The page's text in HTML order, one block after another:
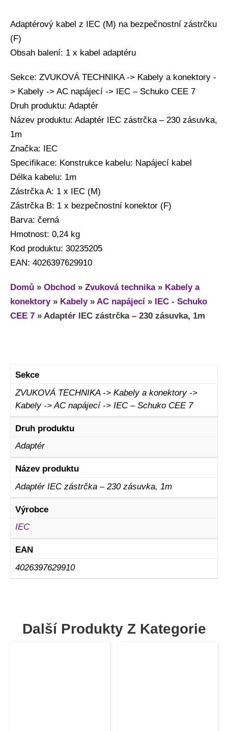
Adaptérový kabel z IEC (M) na bezpečnostní zástrčku
(F)
Obsah balení: 1 x kabel adaptéru
Sekce: ZVUKOVÁ TECHNIKA -> Kabely a konektory -
> Kabely -> AC napájecí -> IEC – Schuko CEE 7
Druh produktu: Adaptér
Název produktu: Adaptér IEC zástrčka – 230 zásuvka,
1m
Značka: IEC
Specifikace: Konstrukce kabelu: Napájecí kabel
Délka kabelu: 1m
Zástrčka A: 1 x IEC (M)
Zástrčka B: 1 x bezpečnostní konektor (F)
Barva: černá
Hmotnost: 0,24 kg
Kod produktu: 30235205
EAN: 4026397629910
Domů » Obchod » Zvuková technika» Kabely a
konektory» Kabely» AC napájecí » IEC - Schuko
CEE 7 » Adaptér IEC zástrčka – 230 zásuvka, 1m
Sekce
ZVUKOVÁ TECHNIKA -> Kabely a konektory ->
Kabely -> AC napájecí -> IEC – Schuko CEE 7
Druh produktu
Adaptér
Název produktu
Adaptér IEC zástrčka – 230 zásuvka, 1m
Výrobce
IEC
EAN
4026397629910
Další Produkty Z Kategorie